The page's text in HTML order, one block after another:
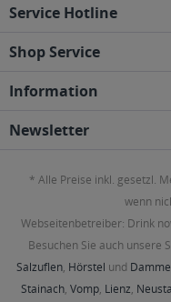
99334 Elleben, Elxleben,
Niederzimmern, Nohra,
Frankendorf,
Umpferstedt,99867 Gotha
Remstädt, Schwabhaus
Kleinwelsbach, Mülverstedt,
Service Hotline
Shop Service
Information
Newsletter
* Alle Preise inkl. gesetzl.
wenn
Webseitenbetreiber: Drink
Besuchen Sie auch unsere
Salzuflen, Hörstel und Damme
Stainach, Vomp, Lienz,